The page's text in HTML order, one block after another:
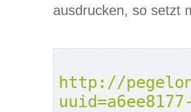
ausdrucken, so setzt
http://